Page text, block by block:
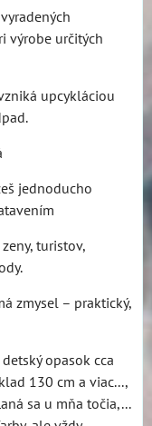
výrobe určitých
upcykláciou
jednoducho
turistov,
zmysel – praktický,
opasok cca
130 cm a viac...,
sa u mňa točia,...